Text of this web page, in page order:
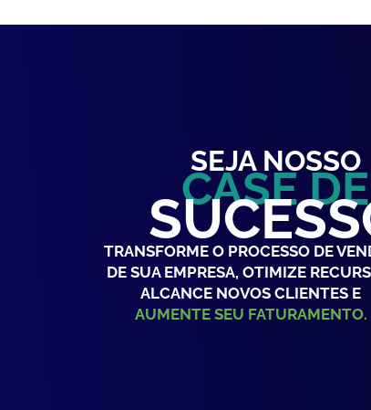
SEJA NOSSO
CASE DE
TRANSFORME O PROCESSO DE
DE SUA EMPRESA, OTIMIZE
ALCANCE NOVOS CLIENTES E
AUMENTE SEU FATURAMENTO.